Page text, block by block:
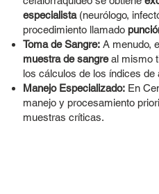
especialista(neurólogo,
procedimiento llamado
Toma de Sangre:A menudo,
muestra de sangreal mismo
los cálculos de los índices de
Manejo Especializado:En
manejo y procesamiento
muestras críticas.